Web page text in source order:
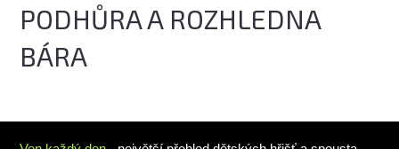
PODHŮRA A ROZHLEDNA
BÁRA